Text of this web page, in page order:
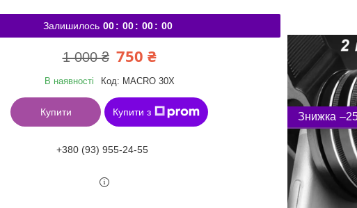
Залишилось 00 00 00 00
1 000 ₴ 750 ₴
В наявності Код: MACRO 30X
Купити Купити з
+380 (93) 955-24-55